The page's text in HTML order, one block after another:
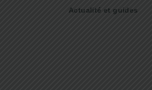
Actualité et guides